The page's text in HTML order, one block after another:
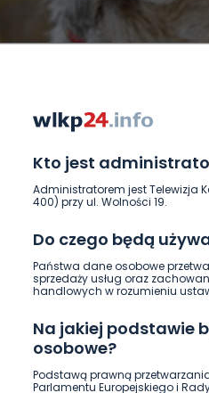
Kto jest
Administratorem jest Telewizja
400) przy ul. Wolności 19.
Do czego będą
Państwa dane osobowe
sprzedaży usług oraz
handlowych w rozumieniu
Na jakiej podstawie
osobowe?
Podstawą prawną
Parlamentu Europejskiego i
CIEKAWOSTKI
RELIGIA SAMORZĄD